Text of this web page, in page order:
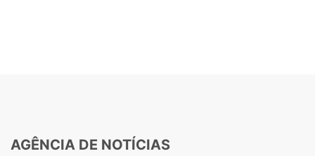
AGÊNCIA DE NOTÍCIAS